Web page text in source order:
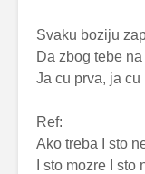
Svaku boziju
Da zbog tebe
Ja cu prva, ja cu
Ref:
Ako treba I sto
I sto mozre I sto